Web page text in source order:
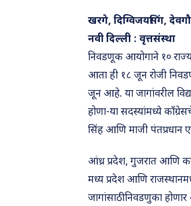
खरगे, दिग्विजयसिंग,
नवी दिल्ली : वृत्तसंस्था
निवडणूक आयोगाने १०
आता ही १८ जून रोजी
जून आहे. या जागांवरील
होणा-या सदस्यांमध्ये
सिंह आणि माजी पंतप्रधान
आंध्र प्रदेश, गुजरात आणि
मध्य प्रदेश आणि
जागांसाठी निवडणुका